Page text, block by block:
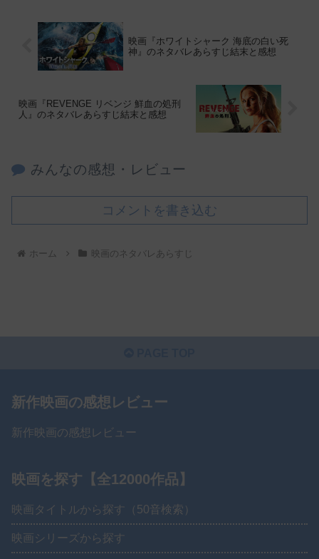
映画『ホワイトシャーク 海底の白い死
神』のネタバレあらすじ結末と感想
映画『REVENGE リベンジ 鮮血の処刑
人』のネタバレあらすじ結末と感想
みんなの感想・レビュー
コメントを書き込む
ホーム 映画のネタバレあらすじ
新作映画の感想レビュー
新作映画の感想レビュー
映画を探す【全12000作品】
映画タイトルから探す（50音検索）
映画シリーズから探す